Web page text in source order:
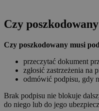
Czy
Czy poszkodowany musi
przeczytać dokument
zgłosić zastrzeżenia na
odmówić podpisu, gdy
Brak podpisu nie blokuje
do niego lub do jego